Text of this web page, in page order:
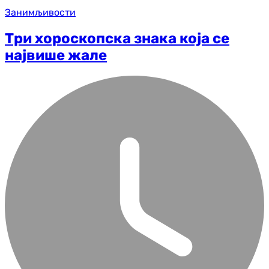
Занимљивости
Три хороскопска знака која се
највише жале